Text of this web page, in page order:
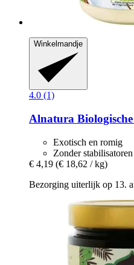
Winkelmandje
4.0 (1)
Alnatura
Exotisch en romig
Zonder stabilisatoren
€ 4,19 (€ 18,62 / kg)
Bezorging uiterlijk op 13.